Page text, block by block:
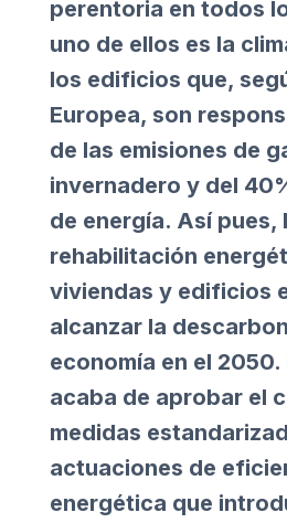
perentoria en todos
uno de ellos es la
los edificios que,
Europea, son
de las emisiones de
invernadero y del
de energía. Así pues,
rehabilitación
viviendas y edificios
alcanzar la
economía en el 2050.
acaba de aprobar el
medidas
actuaciones de
energética que